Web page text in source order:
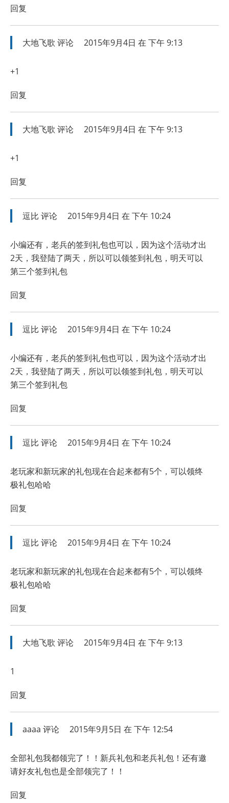
回复
大地飞歌 评论 2015年9月4日 在 下午 9:13
+1
回复
大地飞歌 评论 2015年9月4日 在 下午 9:13
+1
回复
逗比 评论 2015年9月4日 在 下午 10:24
小编还有，老兵的签到礼包也可以，因为这个活动才出
2天，我登陆了两天，所以可以领签到礼包，明天可以
第三个签到礼包
回复
逗比 评论 2015年9月4日 在 下午 10:24
小编还有，老兵的签到礼包也可以，因为这个活动才出
2天，我登陆了两天，所以可以领签到礼包，明天可以
第三个签到礼包
回复
逗比 评论 2015年9月4日 在 下午 10:24
老玩家和新玩家的礼包现在合起来都有5个，可以领终
极礼包哈哈
回复
逗比 评论 2015年9月4日 在 下午 10:24
老玩家和新玩家的礼包现在合起来都有5个，可以领终
极礼包哈哈
回复
大地飞歌 评论 2015年9月4日 在 下午 9:13
1
回复
aaaa 评论 2015年9月5日 在 下午 12:54
全部礼包我都领完了！！新兵礼包和老兵礼包！还有邀
请好友礼包也是全部领完了！！
回复